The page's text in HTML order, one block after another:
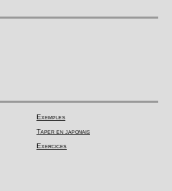
Exemples
Taper en japonais
Exercices